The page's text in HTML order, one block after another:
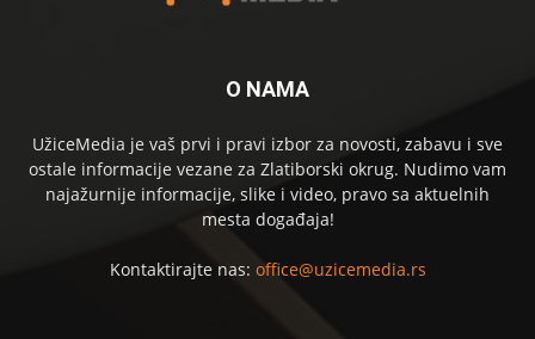
O NAMA
UžiceMedia je vaš prvi i pravi izbor za novosti, zabavu i sve
ostale informacije vezane za Zlatiborski okrug. Nudimo vam
najažurnije informacije, slike i video, pravo sa aktuelnih
mesta događaja!
Kontaktirajte nas: office@uzicemedia.rs